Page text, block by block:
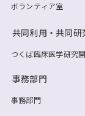
ボランティア室
共同利用・共同研
つくば臨床医学研究
事務部門
事務部門